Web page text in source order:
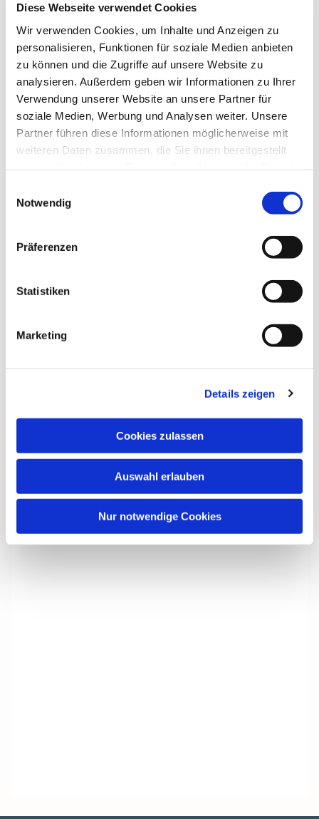
Diese Webseite verwendet Cookies
Wir verwenden Cookies, um Inhalte und Anzeigen zu
personalisieren, Funktionen für soziale Medien anbieten
zu können und die Zugriffe auf unsere Website zu
analysieren. Außerdem geben wir Informationen zu Ihrer
Verwendung unserer Website an unsere Partner für
soziale Medien, Werbung und Analysen weiter. Unsere
Partner führen diese Informationen möglicherweise mit
weiteren Daten zusammen, die Sie ihnen bereitgestellt
Notwendig
Präferenzen
Statistiken
Marketing
Details zeigen
Cookies zulassen
Auswahl erlauben
Nur notwendige Cookies
Maria Meeresstern, Sellin, Hochufer /
Waldweg, 18586 Sellin
interessieren